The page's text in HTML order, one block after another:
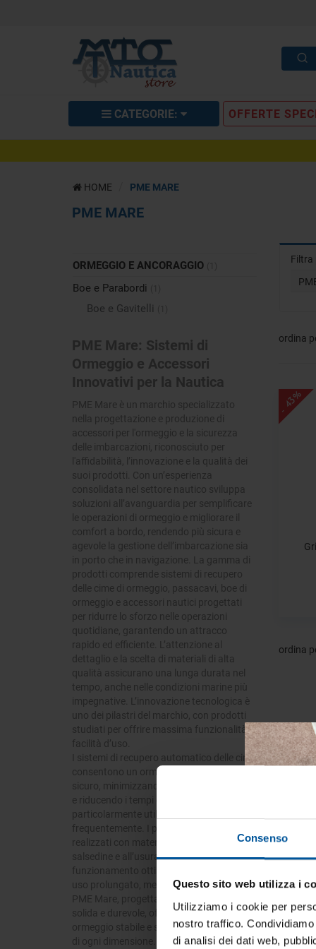
tua
Consenso
Questo sito web utilizza i
Utilizziamo i cookie per
nostro traffico.
di analisi dei dati web,
CATEGORIE: OFFERTE
HOME PME MARE
PME MARE
ORMEGGIO E ANCORAGGIO
Boe e Parabordi
Boe e Gavitelli
PME Mare: Sistemi di
Ormeggio e Accessori
Innovativi per la Nautica
PME Mare è un marchio specializzato
nella progettazione e produzione di
accessori per l'ormeggio e la sicurezza
delle imbarcazioni, riconosciuto per
l'affidabilità, l’innovazione e la qualità dei
suoi prodotti. Con un’esperienza
consolidata nel settore nautico sviluppa
soluzioni all’avanguardia per semplificare
le operazioni di ormeggio e migliorare il
comfort a bordo, rendendo più sicura e
agevole la gestione dell’imbarcazione sia
in porto che in navigazione. La gamma di
prodotti comprende sistemi di recupero
delle cime di ormeggio, passacavi, boe di
ormeggio e accessori nautici progettati
per ridurre lo sforzo nelle operazioni
quotidiane, garantendo un attracco
rapido ed efficiente. L’attenzione al
dettaglio e la scelta di materiali di alta
qualità assicurano una lunga durata nel
tempo, anche nelle condizioni marine più
impegnative. L’innovazione tecnologica è
uno dei pilastri del marchio, con prodotti
studiati per offrire massima funzionalità e
facilità d’uso.
I sistemi di recupero automatico delle cime
consentono un ormeggio più pratico e
sicuro, minimizzando il rischio di incidenti
e riducendo i tempi di manovra, risultando
particolarmente utili per chi naviga
frequentemente. I passacavi sono
realizzati con materiali resistenti alla
salsedine e all’usura, per garantire un
funzionamento ottimale anche dopo un
uso prolungato, mentre le boe di ormeggio
PME Mare, progettate con una struttura
solida e durevole, offrono un punto di
ormeggio stabile e sicuro per imbarcazioni
di ogni dimensione. L’attenzione alla
Filtra
ordina
- 43%
ordina